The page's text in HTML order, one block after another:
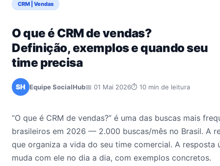
CRM | Vendas
O que é CRM de vendas?
Definição, exemplos e quando seu
time precisa
SH Equipe SocialHub📅 01 Mai 2026⏱ 10 min de leitura
“O que é CRM de vendas?” é uma das buscas mais
brasileiros em 2026 — 2.000 buscas/mês no Brasil. A
que organiza a vida do seu time comercial. A resposta
muda com ele no dia a dia, com exemplos concretos.